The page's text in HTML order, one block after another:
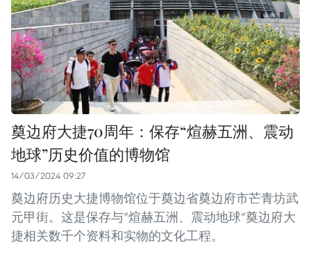
奠边府大捷70周年：保存“煊赫五洲、震动
地球”历史价值的博物馆
14/03/2024 09:27
奠边府历史大捷博物馆位于奠边省奠边府市芒青坊武
元甲街。这是保存与“煊赫五洲、震动地球”奠边府大
捷相关数千个资料和实物的文化工程。